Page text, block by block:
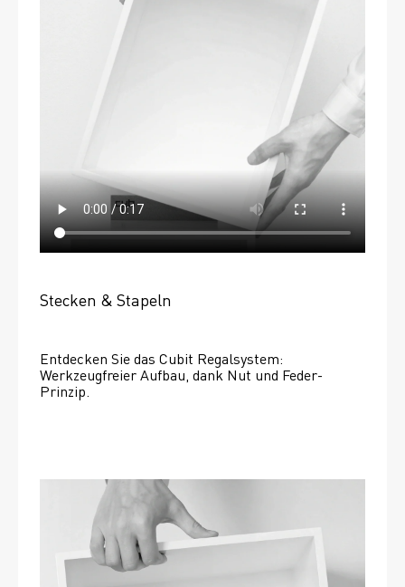
Stecken & Stapeln
Entdecken Sie das Cubit Regalsystem:
Werkzeugfreier Aufbau, dank Nut und Feder-
Prinzip.